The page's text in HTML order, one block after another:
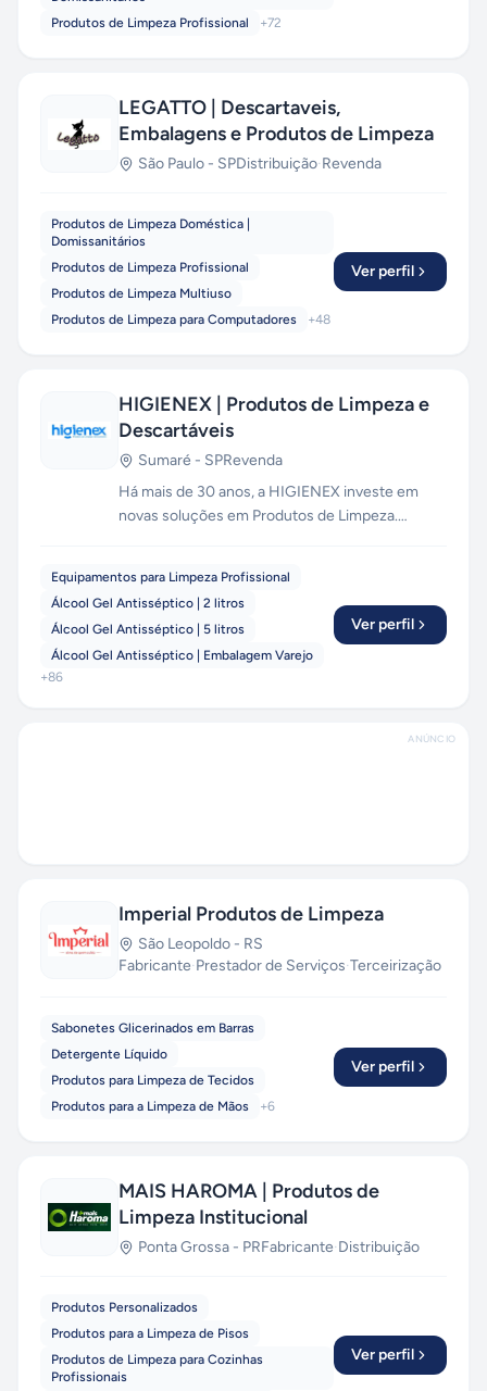
Produtos de Limpeza Profissional
+72
LEGATTO | Descartaveis,
Embalagens e Produtos de Limpeza
São Paulo - SPDistribuição·Revenda
Produtos de Limpeza Doméstica |
Domissanitários
Produtos de Limpeza Profissional
Produtos de Limpeza Multiuso
Produtos de Limpeza para Computadores
+48
Ver perfil
HIGIENEX | Produtos de Limpeza e
Descartáveis
Sumaré - SPRevenda
Há mais de 30 anos, a HIGIENEX investe em
novas soluções em Produtos de Limpeza.
supermercados. Entrega agilizada em Sumaré,
Nova Odessa, Campinas, American, Hortolândia,
S.B.O., Paulínia e Piracicaba.
Equipamentos para Limpeza Profissional
Álcool Gel Antisséptico | 2 litros
Álcool Gel Antisséptico | 5 litros
Álcool Gel Antisséptico | Embalagem Varejo
+86
Ver perfil
ANÚNCIO
Imperial Produtos de Limpeza
São Leopoldo - RS
Fabricante·Prestador de Serviços·Terceirização
Sabonetes Glicerinados em Barras
Detergente Líquido
Produtos para Limpeza de Tecidos
Produtos para a Limpeza de Mãos
+6
Ver perfil
MAIS HAROMA | Produtos de
Limpeza Institucional
Ponta Grossa - PRFabricante·Distribuição
Produtos Personalizados
Produtos para a Limpeza de Pisos
Produtos de Limpeza para Cozinhas
Profissionais
Ver perfil